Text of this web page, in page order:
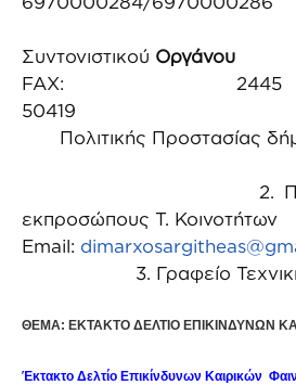
1. Mέλη
Συντονιστικού Οργάνου
FAX:
50419
Πολιτικής Προστασίας
2.
εκπροσώπους Τ. Κοινοτήτων
Email:
3. Γραφείο Τεχνικής
ΘΕΜΑ: ΕΚΤΑΚΤΟ ΔΕΛΤΙΟ ΕΠΙΚΙΝΔΥΝΩΝ
Έκτακτο Δελτίο Επικίνδυνων Καιρικών